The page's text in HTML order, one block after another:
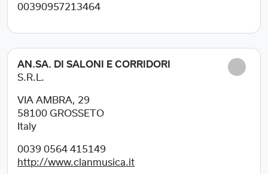
00390957213464
AN.SA. DI SALONI E CORRIDORI
S.R.L.
VIA AMBRA, 29
58100 GROSSETO
Italy
0039 0564 415149
http://www.clanmusica.it